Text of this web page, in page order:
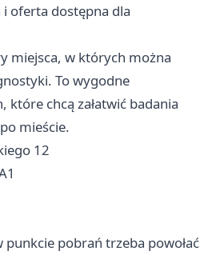
oferta dostępna dla
miejsca, w których można
To wygodne
które chcą załatwić badania
mieście.
12
punkcie pobrań trzeba powołać